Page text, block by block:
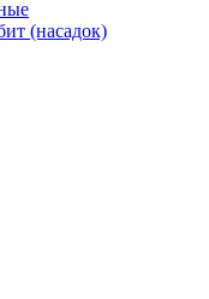
(насадок)